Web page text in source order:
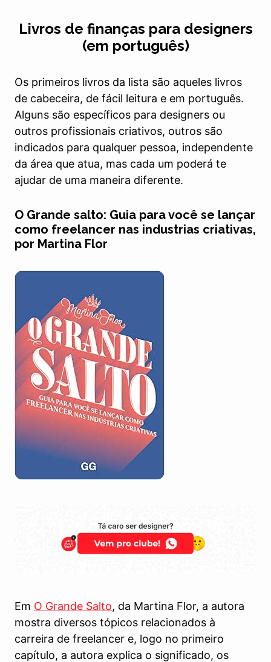
Livros de finanças para designers
(em português)
Os primeiros livros da lista são aqueles livros
de cabeceira, de fácil leitura e em português.
Alguns são específicos para designers ou
outros profissionais criativos, outros são
indicados para qualquer pessoa, independente
da área que atua, mas cada um poderá te
ajudar de uma maneira diferente.
O Grande salto: Guia para você se lançar
como freelancer nas industrias criativas,
por Martina Flor
Em O Grande Salto, da Martina Flor, a autora
mostra diversos tópicos relacionados à
carreira de freelancer e, logo no primeiro
capítulo, a autora explica o significado, os